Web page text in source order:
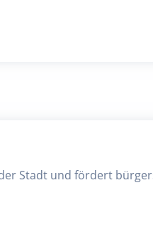
Stadt und fördert